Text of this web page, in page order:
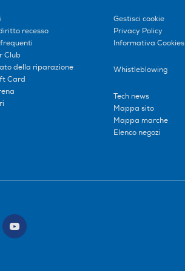
recesso
Club
della riparazione
Card
Gestisci cookie
Privacy Policy
Informativa Cookies
Whistleblowing
Tech news
Mappa sito
Mappa marche
Elenco negozi